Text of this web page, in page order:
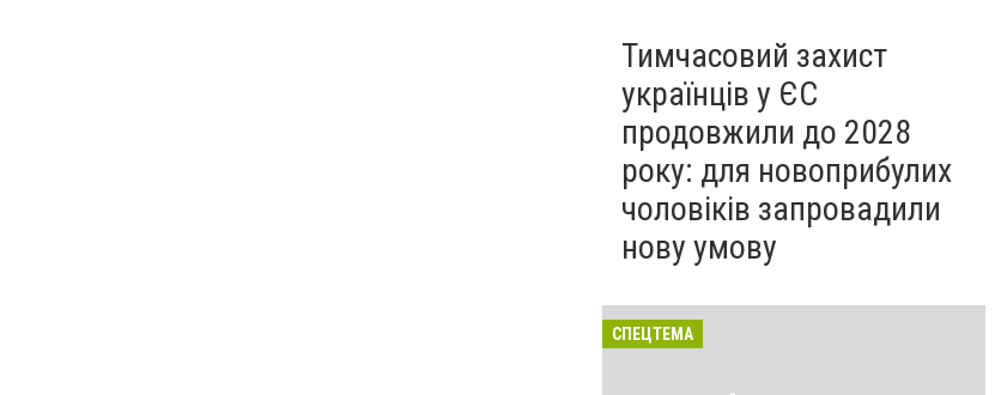
Тимчасовий захист
українців у ЄС
продовжили до 2028
року: для новоприбулих
чоловіків запровадили
нову умову
СПЕЦТЕМА